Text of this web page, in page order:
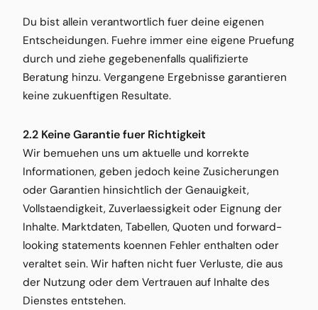
Du bist allein verantwortlich fuer deine eigenen
Entscheidungen. Fuehre immer eine eigene Pruefung
durch und ziehe gegebenenfalls qualifizierte
Beratung hinzu. Vergangene Ergebnisse garantieren
keine zukuenftigen Resultate.
2.2 Keine Garantie fuer Richtigkeit
Wir bemuehen uns um aktuelle und korrekte
Informationen, geben jedoch keine Zusicherungen
oder Garantien hinsichtlich der Genauigkeit,
Vollstaendigkeit, Zuverlaessigkeit oder Eignung der
Inhalte. Marktdaten, Tabellen, Quoten und forward-
looking statements koennen Fehler enthalten oder
veraltet sein. Wir haften nicht fuer Verluste, die aus
der Nutzung oder dem Vertrauen auf Inhalte des
Dienstes entstehen.